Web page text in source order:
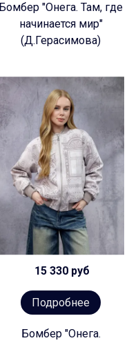
Бомбер "Онега. Там, где
начинается мир"
(Д.Герасимова)
15 330 руб
Подробнее
Бомбер "Онега.